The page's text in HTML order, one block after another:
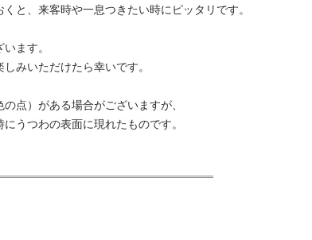
と、来客時や一息つきたい時にピッタリです。
ます。
みいただけたら幸いです。
点）がある場合がございますが、
うつわの表面に現れたものです。